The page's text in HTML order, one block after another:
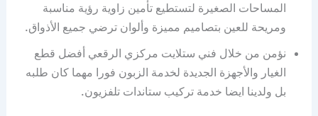
المساحات الصغيرة لتستطيع تأمين زاوية رؤية مناسبة
ومريحة للعين بتصاميم مميزة وألوان ترضي جميع الأذواق.
نؤمن من خلال فني ستلايت مركزي الرقعي أفضل قطع
الغيار والأجهزة الجديدة لخدمة الزبون فورا مهما كان طلبه
بل ولدينا ايضا خدمة تركيب ستاندات تلفزيون.